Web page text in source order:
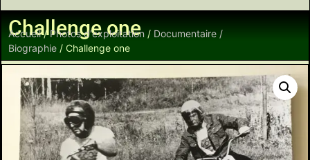
Challenge one
Accueil/Photos d'exploitation / Documentaire /
Biographie / Challenge one